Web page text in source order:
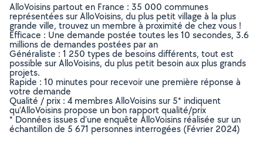
AlloVoisins partout en France : 35 000 communes
représentées sur AlloVoisins, du plus petit village à la plus
grande ville, trouvez un membre à proximité de chez vous !
Efficace : Une demande postée toutes les 10 secondes, 3.6
millions de demandes postées par an
Généraliste : 1 250 types de besoins différents, tout est
possible sur AlloVoisins, du plus petit besoin aux plus grands
projets.
Rapide : 10 minutes pour recevoir une première réponse à
votre demande
Qualité / prix : 4 membres AlloVoisins sur 5* indiquent
qu’AlloVoisins propose un bon rapport qualité/prix
* Données issues d’une enquête AlloVoisins réalisée sur un
échantillon de 5 671 personnes interrogées (Février 2024)